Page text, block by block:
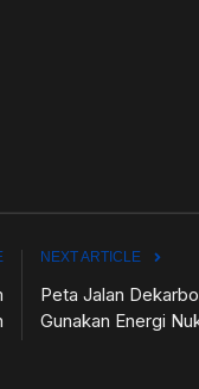
NEXT ARTICLE
Peta Jalan
Gunakan Energi